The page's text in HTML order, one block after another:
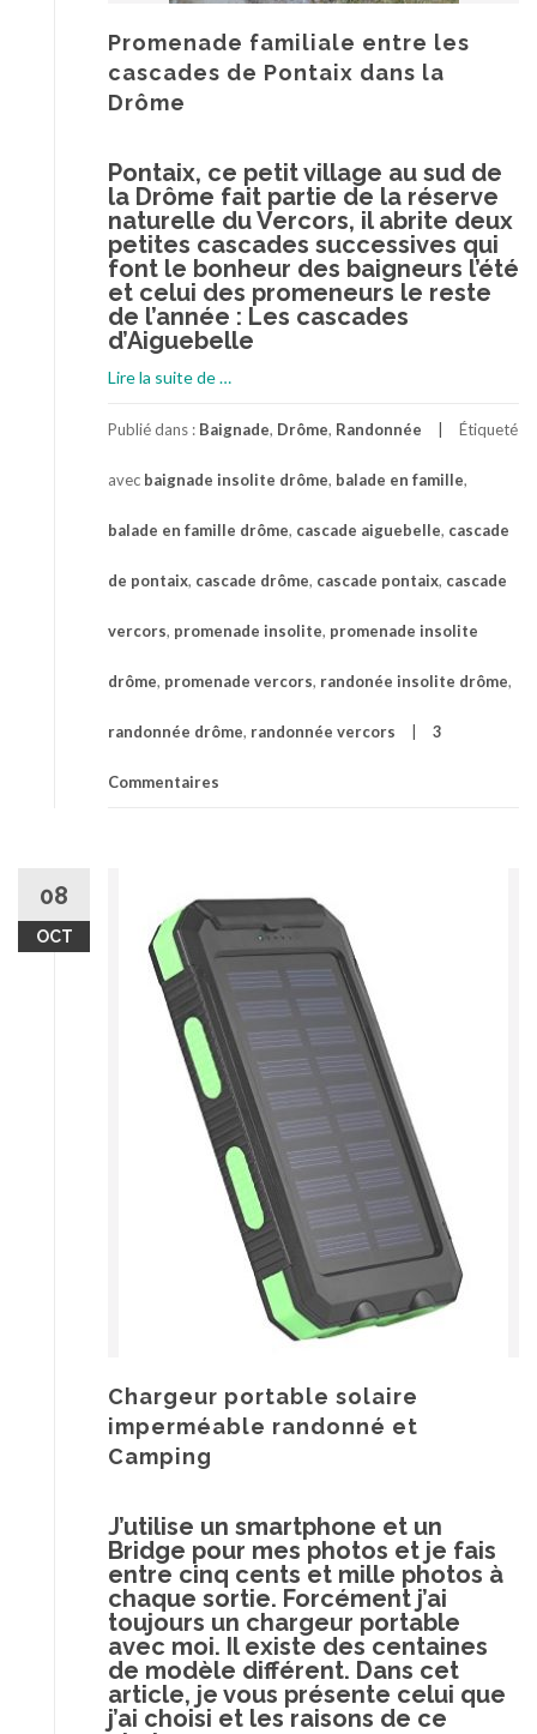
Promenade familiale entre les
cascades de Pontaix dans la
Drôme
Pontaix, ce petit village au sud de
la Drôme fait partie de la réserve
naturelle du Vercors, il abrite deux
petites cascades successives qui
font le bonheur des baigneurs l’été
et celui des promeneurs le reste
de l’année : Les cascades
d’Aiguebelle
Lire la suite de
familiale
les
de
dans
Drôme
…
Publié dans : Baignade, Drôme, Randonnée Étiqueté
avec baignade insolite drôme, balade en famille,
balade en famille drôme, cascade aiguebelle, cascade
de pontaix, cascade drôme, cascade pontaix, cascade
vercors, promenade insolite, promenade insolite
drôme, promenade vercors, randonée insolite drôme,
randonnée drôme, randonnée vercors 3
Commentaires
08
OCT
Chargeur portable solaire
imperméable randonné et
Camping
J’utilise un smartphone et un
Bridge pour mes photos et je fais
entre cinq cents et mille photos à
chaque sortie. Forcément j’ai
toujours un chargeur portable
avec moi. Il existe des centaines
de modèle différent. Dans cet
article, je vous présente celui que
j’ai choisi et les raisons de ce